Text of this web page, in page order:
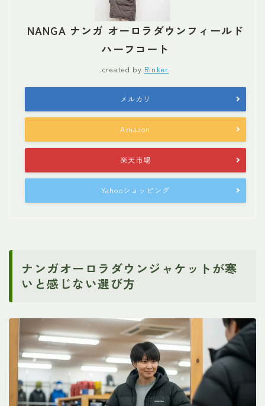
NANGA ナンガ オーロラダウンフィールド
ハーフコート
created by Rinker
メルカリ
Amazon
楽天市場
Yahooショッピング
ナンガオーロラダウンジャケットが寒
いと感じない選び方